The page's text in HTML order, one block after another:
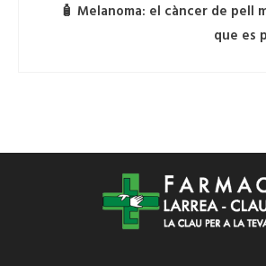
🧴 Melanoma: el càncer de pell
que es